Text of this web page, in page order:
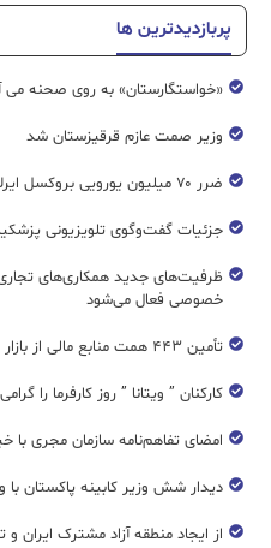
پربازدیدترین ها
«خواستگارستان» به روی صحنه می
وزیر صمت عازم قرقیزستان شد
ضرر ۷۰ میلیون یورویی بروکسل ایرلاینز از جنگ علیه ایران
جزئیات گفت‌وگوی تلویزیونی
ظرفیت‌های جدید همکاری‌های
خصوصی فعال می‌شود
تأمین ۴۴۳ همت منابع مالی از بازار سرمایه در چهار ماه
کارکنان ” ویتانا ” روز کارفرما را
امضای تفاهم‌نامه سازمان مجری با
دیدار شش وزیر کابینه پاکستان با
از ایجاد منطقه آزاد مشترک ایران